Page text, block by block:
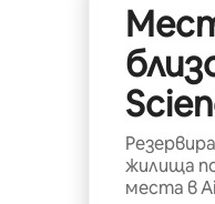
жилища
места в